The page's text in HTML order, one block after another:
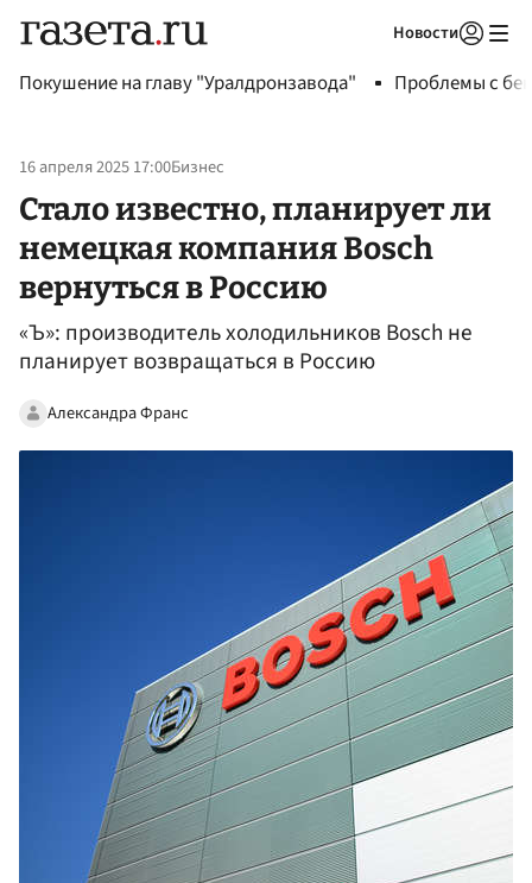
Новости
Покушение на главу "Уралдронзавода" Проблемы с
16 апреля 2025 17:00Бизнес
Стало известно, планирует ли
немецкая компания Bosch
вернуться в Россию
«Ъ»: производитель холодильников Bosch не
планирует возвращаться в Россию
Александра Франс